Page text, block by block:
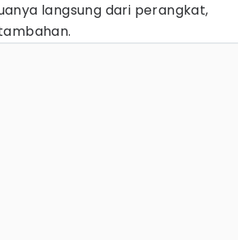
langsung dari perangkat,